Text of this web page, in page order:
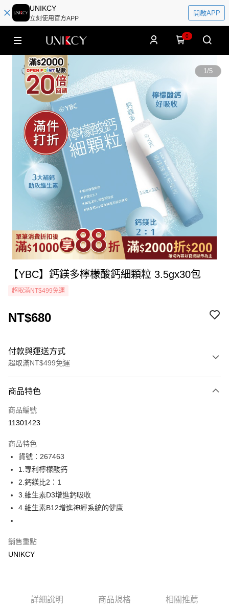
UNIKCY
立刻使用官方APP
開啟APP
0
1/5
【YBC】鈣鎂多檸檬酸鈣細顆粒 3.5gx30包
超取滿NT$499免運
NT$680
付款與運送方式
超取滿NT$499免運
icash Pay
信用卡一次付款
LINE Pay
Apple Pay
街口支付
悠遊付
運送方式
付款後7-11取貨［需3-5個工作天不含預購商品］
商品特色
商品編號
11301423
商品特色
貨號：267463
1.專利檸檬酸鈣
2.鈣鎂比2：1
3.維生素D3增進鈣吸收
4.維生素B12增進神經系統的健康
銷售重點
UNIKCY
詳細說明 商品規格 相關推薦